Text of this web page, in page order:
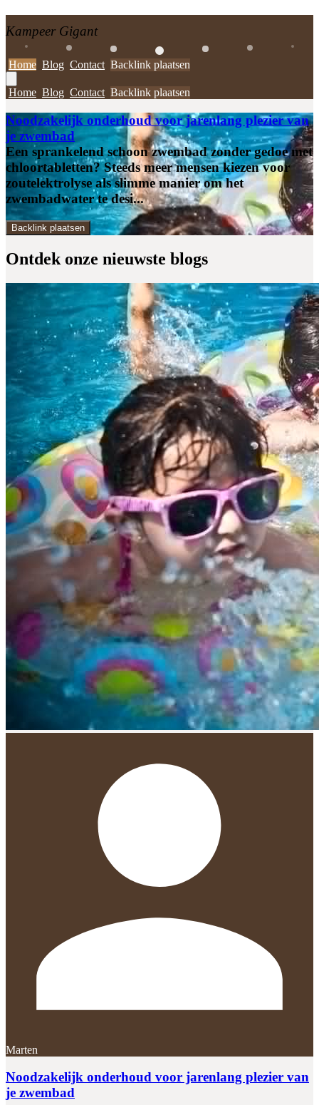
Kampeer Gigant
Home Blog Contact Backlink plaatsen
Home Blog Contact Backlink plaatsen
Noodzakelijk onderhoud voor jarenlang plezier van
je zwembad
Een sprankelend schoon zwembad zonder gedoe met
chloortabletten? Steeds meer mensen kiezen voor
zoutelektrolyse als slimme manier om het
zwembadwater te desi...
Backlink plaatsen
Ontdek onze nieuwste blogs
Marten
Noodzakelijk onderhoud voor jarenlang plezier van
je zwembad